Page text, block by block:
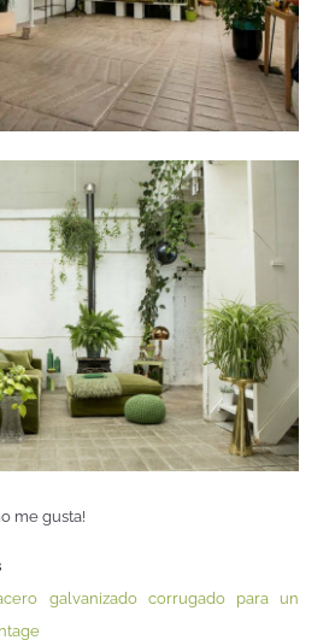
me gusta!
galvanizado corrugado para un